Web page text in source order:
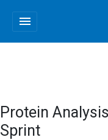
menu
Protein
Sprint